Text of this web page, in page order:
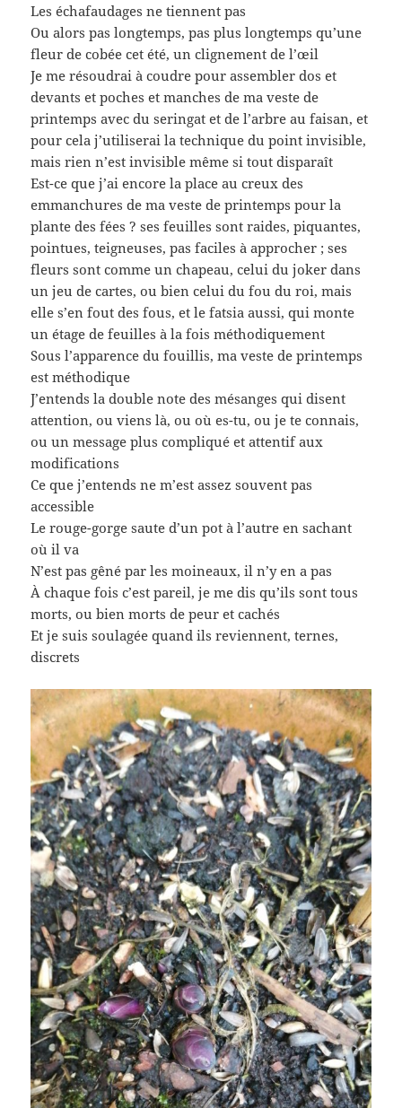
Les échafaudages ne tiennent pas
Ou alors pas longtemps, pas plus longtemps qu’une
fleur de cobée cet été, un clignement de l’œil
Je me résoudrai à coudre pour assembler dos et
devants et poches et manches de ma veste de
printemps avec du seringat et de l’arbre au faisan, et
pour cela j’utiliserai la technique du point invisible,
mais rien n’est invisible même si tout disparaît
Est-ce que j’ai encore la place au creux des
emmanchures de ma veste de printemps pour la
plante des fées ? ses feuilles sont raides, piquantes,
pointues, teigneuses, pas faciles à approcher ; ses
fleurs sont comme un chapeau, celui du joker dans
un jeu de cartes, ou bien celui du fou du roi, mais
elle s’en fout des fous, et le fatsia aussi, qui monte
un étage de feuilles à la fois méthodiquement
Sous l’apparence du fouillis, ma veste de printemps
est méthodique
J’entends la double note des mésanges qui disent
attention, ou viens là, ou où es-tu, ou je te connais,
ou un message plus compliqué et attentif aux
modifications
Ce que j’entends ne m’est assez souvent pas
accessible
Le rouge-gorge saute d’un pot à l’autre en sachant
où il va
N’est pas gêné par les moineaux, il n’y en a pas
À chaque fois c’est pareil, je me dis qu’ils sont tous
morts, ou bien morts de peur et cachés
Et je suis soulagée quand ils reviennent, ternes,
discrets